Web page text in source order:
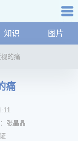
航
知识 图片
的痛
痛
张晶晶